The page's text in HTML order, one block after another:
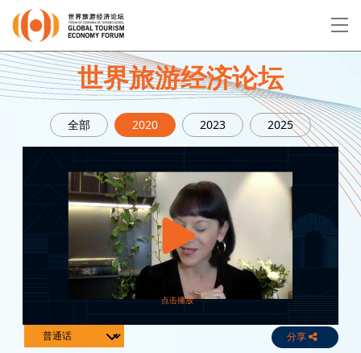
EN 繁 简
关于论坛
论坛议程
演讲者
世界旅游经济论坛
全部 2020 2023 2025
Channels 分享